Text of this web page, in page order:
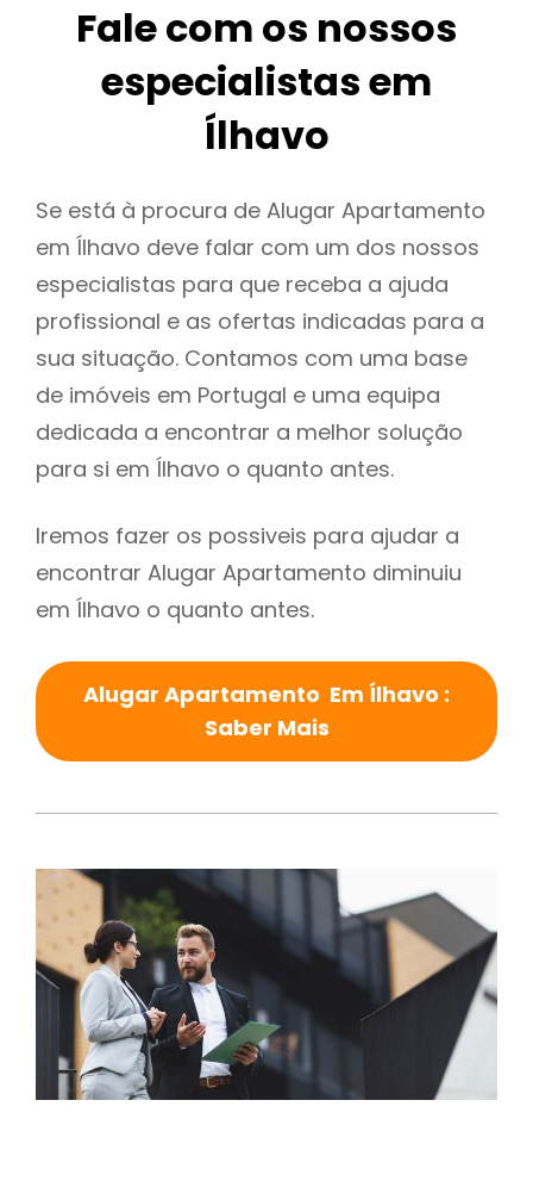
Fale com os nossos
especialistas em
Ílhavo
Se está à procura de Alugar Apartamento
em Ílhavo deve falar com um dos nossos
especialistas para que receba a ajuda
profissional e as ofertas indicadas para a
sua situação. Contamos com uma base
de imóveis em Portugal e uma equipa
dedicada a encontrar a melhor solução
para si em Ílhavo o quanto antes.
Iremos fazer os possiveis para ajudar a
encontrar Alugar Apartamento diminuiu
em Ílhavo o quanto antes.
Alugar Apartamento Em Ílhavo :
Saber Mais